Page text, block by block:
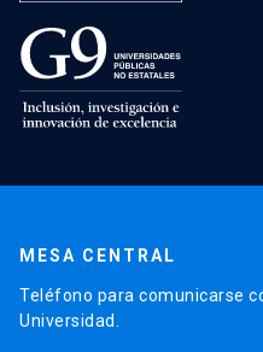
MESA CENTRAL
Teléfono para comunicarse
Universidad.